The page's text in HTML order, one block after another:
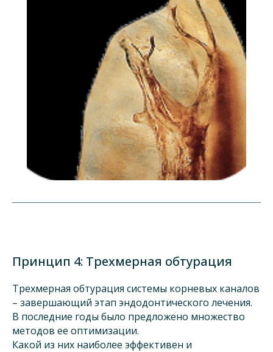
Принцип 4: Трехмерная обтурация
Трехмерная обтурация системы корневых каналов
– завершающий этап эндодонтического лечения.
В последние годы было предложено множество
методов ее оптимизации.
Какой из них наиболее эффективен и